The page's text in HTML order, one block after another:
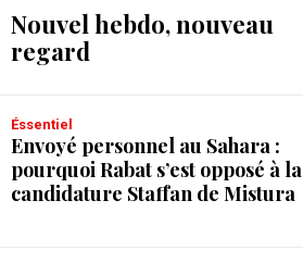
Nouvel hebdo, nouveau
regard
Éssentiel
Envoyé personnel au Sahara :
pourquoi Rabat s’est opposé à la
candidature Staffan de Mistura